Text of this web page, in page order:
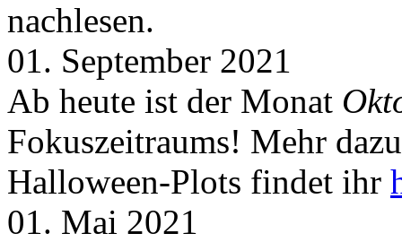
nachlesen.
01. September 2021
Ab heute ist der Monat
Fokuszeitraums! Mehr
Halloween-Plots findet ihr
01. Mai 2021